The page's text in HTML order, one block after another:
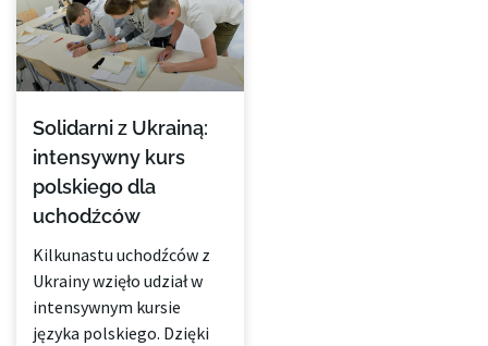
Solidarni z Ukrainą:
intensywny kurs
polskiego dla
uchodźców
Kilkunastu uchodźców z
Ukrainy wzięło udział w
intensywnym kursie
języka polskiego. Dzięki